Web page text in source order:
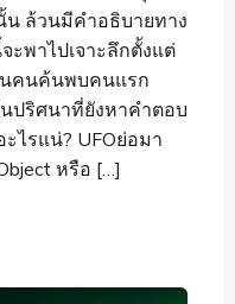
ล้วนมีคำอธิบายทาง
พาไปเจาะลึกตั้งแต่
นคนค้นพบคนแรก
ปริศนาที่ยังหาคำตอบ
ไรแน่? UFOย่อมา
หรือ […]